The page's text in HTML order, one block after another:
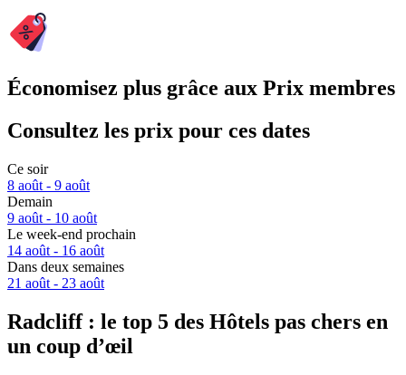
Économisez plus grâce aux Prix membres
Consultez les prix pour ces dates
Ce soir
8 août - 9 août
Demain
9 août - 10 août
Le week-end prochain
14 août - 16 août
Dans deux semaines
21 août - 23 août
Radcliff : le top 5 des Hôtels pas chers en
un coup d’œil